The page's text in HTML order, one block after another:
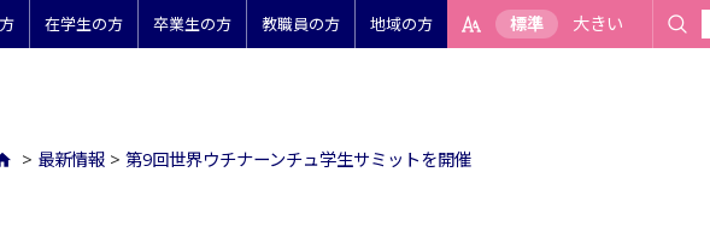
在学生の方 卒業生の方 教職員の方 地域の方 標準 大きい
> 最新情報 > 第9回世界ウチナーンチュ学生サミットを開催